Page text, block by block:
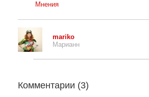
Мнения
mariko
Марианн
Комментарии (3)